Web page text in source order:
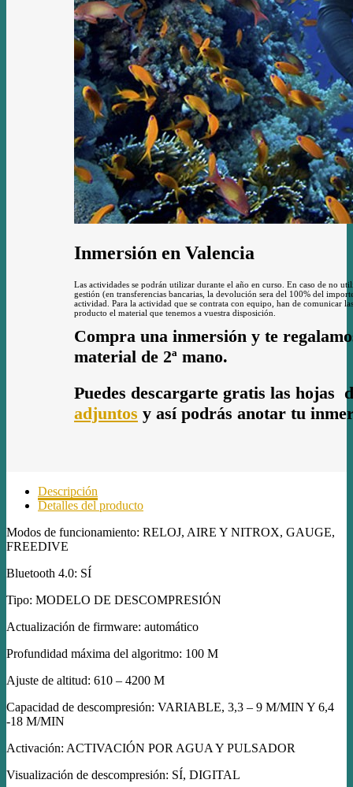
Inmersión en Valencia
Las actividades se podrán utilizar durante el año en curso. En caso de no
gestión (en transferencias bancarias, la devolución sera del 100% del
actividad. Para la actividad que se contrata con equipo, han de comunicar
producto el material que tenemos a vuestra disposición.
Compra una inmersión y te
material de 2ª mano.
Puedes descargarte gratis las hojas
adjuntos y así podrás anotar tu
Descripción
Detalles del producto
Modos de funcionamiento: RELOJ, AIRE Y NITROX, GAUGE,
FREEDIVE
Bluetooth 4.0: SÍ
Tipo: MODELO DE DESCOMPRESIÓN
Actualización de firmware: automático
Profundidad máxima del algoritmo: 100 M
Ajuste de altitud: 610 – 4200 M
Capacidad de descompresión: VARIABLE, 3,3 – 9 M/MIN Y 6,4
-18 M/MIN
Activación: ACTIVACIÓN POR AGUA Y PULSADOR
Visualización de descompresión: SÍ, DIGITAL